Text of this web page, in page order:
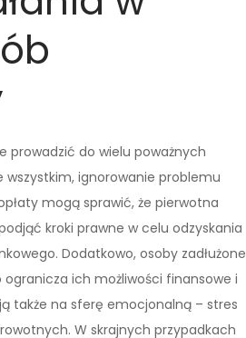
prowadzić do wielu poważnych
wszystkim, ignorowanie problemu
mogą sprawić, że pierwotna
kroki prawne w celu odzyskania
Dodatkowo, osoby zadłużone
ich możliwości finansowe i
także na sferę emocjonalną – stres
W skrajnych przypadkach